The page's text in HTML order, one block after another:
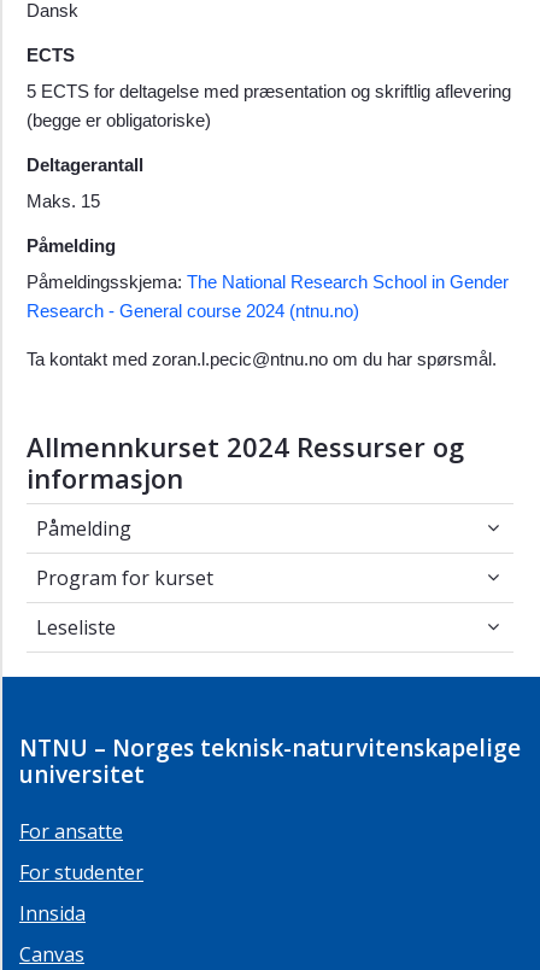
Dansk
ECTS
5 ECTS for deltagelse med præsentation og skriftlig aflevering
(begge er obligatoriske)
Deltagerantall
Maks. 15
Påmelding
Påmeldingsskjema: The National Research School in Gender
Research - General course 2024 (ntnu.no)
Ta kontakt med zoran.l.pecic@ntnu.no om du har spørsmål.
Allmennkurset 2024 Ressurser og
informasjon
Påmelding
Påmelding
Program for kurset
Program for kurset
Leseliste
Leseliste
NTNU – Norges teknisk-naturvitenskapelige
universitet
For ansatte
For studenter
Innsida
Canvas